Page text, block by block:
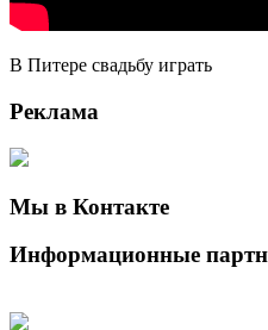
В Питере свадьбу играть
Реклама
Мы в Контакте
Информационные